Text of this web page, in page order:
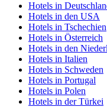
Hotels in
Hotels in den USA
Hotels in Tschechien
Hotels in Österreich
Hotels in den
Hotels in Italien
Hotels in Schweden
Hotels in Portugal
Hotels in Polen
Hotels in der Türkei